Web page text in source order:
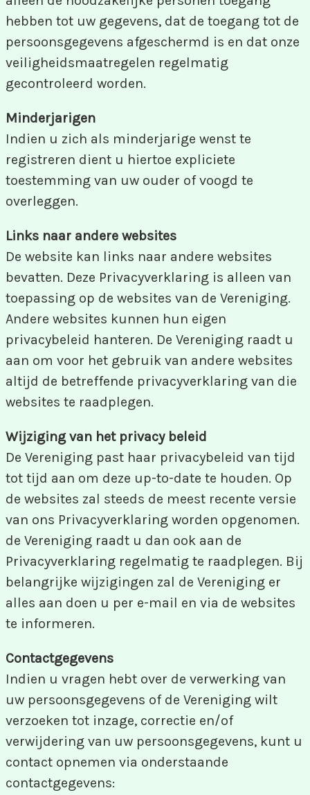
hebben tot uw gegevens, dat de toegang tot de
persoonsgegevens afgeschermd is en dat onze
veiligheidsmaatregelen regelmatig
gecontroleerd worden.
Minderjarigen
Indien u zich als minderjarige wenst te
registreren dient u hiertoe expliciete
toestemming van uw ouder of voogd te
overleggen.
Links naar andere websites
De website kan links naar andere websites
bevatten. Deze Privacyverklaring is alleen van
toepassing op de websites van de Vereniging.
Andere websites kunnen hun eigen
privacybeleid hanteren. De Vereniging raadt u
aan om voor het gebruik van andere websites
altijd de betreffende privacyverklaring van die
websites te raadplegen.
Wijziging van het privacy beleid
De Vereniging past haar privacybeleid van tijd
tot tijd aan om deze up-to-date te houden. Op
de websites zal steeds de meest recente versie
van ons Privacyverklaring worden opgenomen.
de Vereniging raadt u dan ook aan de
Privacyverklaring regelmatig te raadplegen. Bij
belangrijke wijzigingen zal de Vereniging er
alles aan doen u per e-mail en via de websites
te informeren.
Contactgegevens
Indien u vragen hebt over de verwerking van
uw persoonsgegevens of de Vereniging wilt
verzoeken tot inzage, correctie en/of
verwijdering van uw persoonsgegevens, kunt u
contact opnemen via onderstaande
contactgegevens: